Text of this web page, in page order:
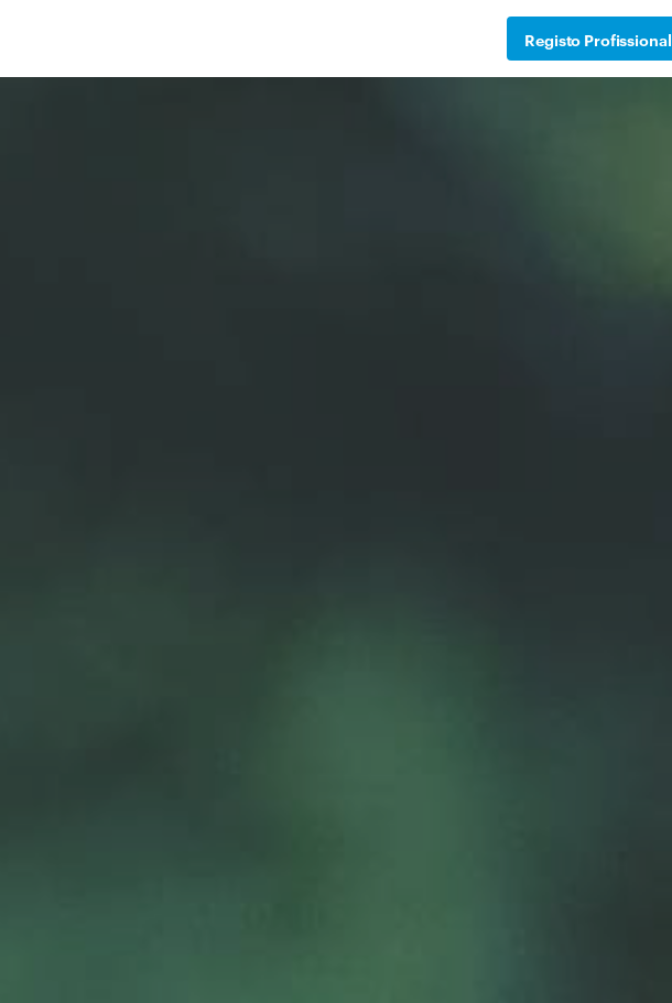
Registo Profissional